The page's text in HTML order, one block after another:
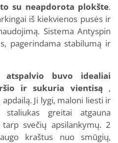
su neapdorota plokšte.
iš kiekvienos pusės ir
Sistema Antyspin
pagerindama stabilumą ir
atspalvio buvo idealiai
ir sukuria vientisą ,
Ji lygi, maloni liesti ir
greitai atgauna
tarp svečių apsilankymų. 2
kraštus nuo smūgių,